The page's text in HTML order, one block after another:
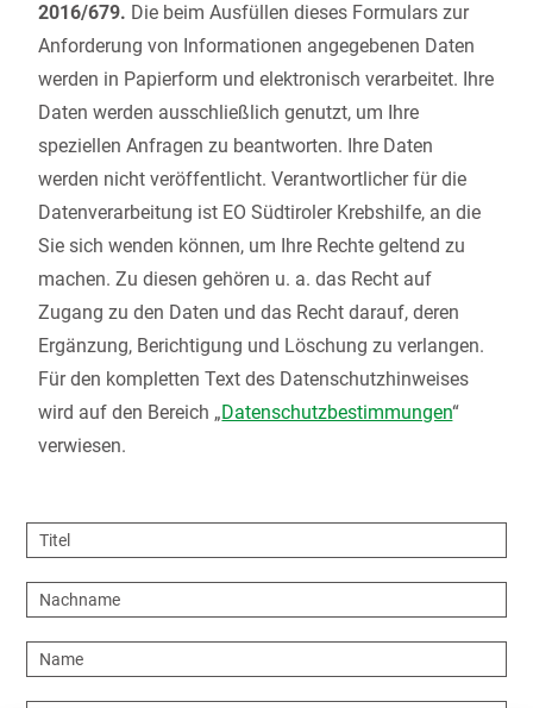
2016/679. Die beim Ausfüllen dieses Formulars zur
Anforderung von Informationen angegebenen Daten
werden in Papierform und elektronisch verarbeitet. Ihre
Daten werden ausschließlich genutzt, um Ihre
speziellen Anfragen zu beantworten. Ihre Daten
werden nicht veröffentlicht. Verantwortlicher für die
Datenverarbeitung ist EO Südtiroler Krebshilfe, an die
Sie sich wenden können, um Ihre Rechte geltend zu
machen. Zu diesen gehören u. a. das Recht auf
Zugang zu den Daten und das Recht darauf, deren
Ergänzung, Berichtigung und Löschung zu verlangen.
Für den kompletten Text des Datenschutzhinweises
wird auf den Bereich „Datenschutzbestimmungen“
verwiesen.
Titel
Nachname
Name